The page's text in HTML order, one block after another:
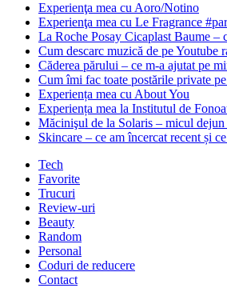
Experienţa mea cu Aoro/Notino
Experienţa mea cu Le Fragrance
La Roche Posay Cicaplast Baume –
Cum descarc muzică de pe Youtube
Căderea părului – ce m-a ajutat pe
Cum îmi fac toate postările private
Experiența mea cu About You
Experiența mea la Institutul de
Măcinişul de la Solaris – micul dejun
Skincare – ce am încercat recent și
Tech
Favorite
Trucuri
Review-uri
Beauty
Random
Personal
Coduri de reducere
Contact